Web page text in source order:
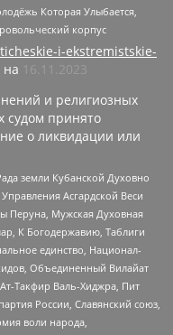
Которая Улыбается,
корпус
i-ekstremistskie-
16.11.2023
и религиозных
судом принято
о ликвидации или
земли Кубанской Духовно
Асгардской Веси
Перуна, Мужская Духовная
К Богодержавию, Таблиги
единство, Национал-
Объединенный Вилайат
Такфир Валь-Хиджра, Пит
России, Славянский союз,
воли народа,